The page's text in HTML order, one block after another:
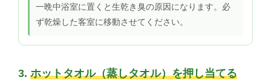
一晩中浴室に置くと生乾き臭の原因になります。必
ず乾燥した客室に移動させてください。
3. ホットタオル（蒸しタオル）を押し当てる